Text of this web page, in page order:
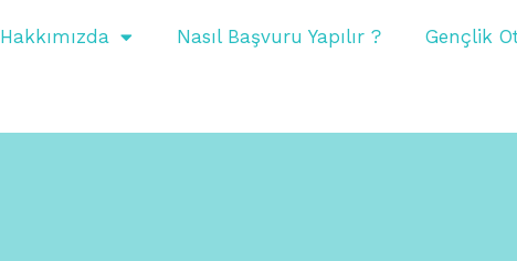
Hakkımızda Nasıl Başvuru Yapılır ? Gençlik